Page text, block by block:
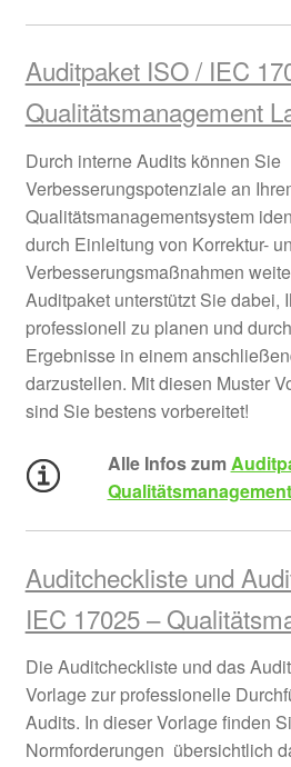
Auditpaket ISO / IEC
Qualitätsmanagement
Durch interne Audits können Sie
Verbesserungspotenziale an
Qualitätsmanagementsystem
durch Einleitung von Korrektur-
Verbesserungsmaßnahmen
Auditpaket unterstützt Sie dabei,
professionell zu planen und
Ergebnisse in einem
darzustellen. Mit diesen Muster
sind Sie bestens vorbereitet!
Alle Infos zum
Auditcheckliste und
IEC 17025 –
Die Auditcheckliste und das
Vorlage zur professionelle
Audits. In dieser Vorlage finden
Normforderungen übersichtlich